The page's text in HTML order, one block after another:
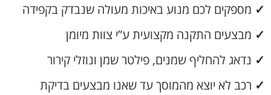
✓ מספקים לכם מנוע באיכות מעולה שנבדק בקפידה
✓ מבצעים התקנה מקצועית ע”י צוות מיומן
✓ נדאג להחליף שמנים, פילטר שמן ונוזלי קירור
✓ רכב לא יוצא מהמוסך עד שאנו מבצעים בדיקת